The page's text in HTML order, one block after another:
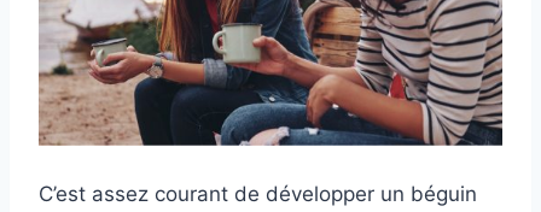
C’est assez courant de développer un béguin